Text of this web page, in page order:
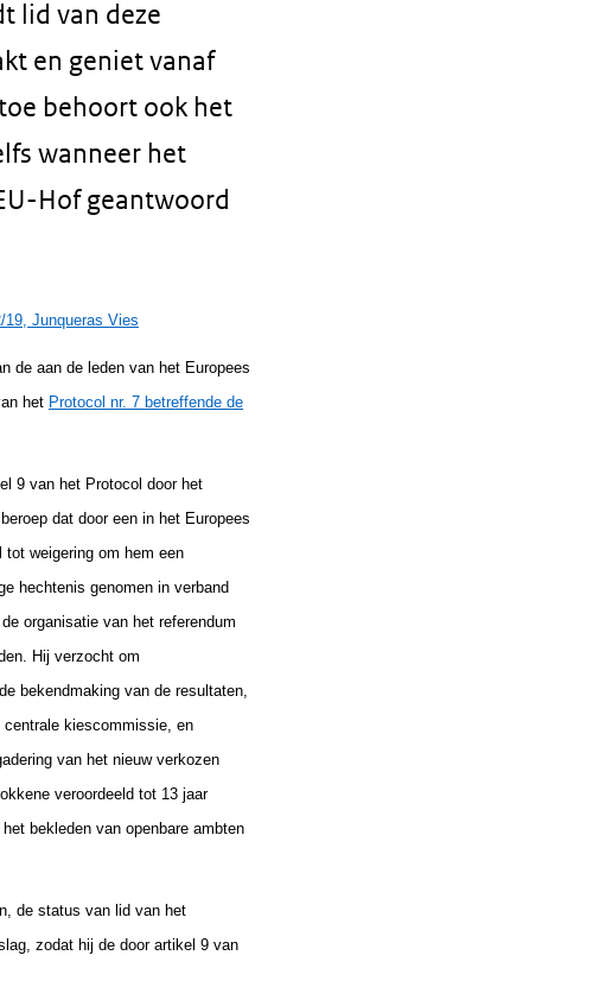
lid van deze
en geniet vanaf
behoort ook het
wanneer het
Hof geantwoord
19, Junqueras Vies
de aan de leden van het Europees
het Protocol nr. 7 betreffende de
9 van het Protocol door het
dat door een in het Europees
weigering om hem een
hechtenis genomen in verband
organisatie van het referendum
Hij verzocht om
bekendmaking van de resultaten,
centrale kiescommissie, en
van het nieuw verkozen
veroordeeld tot 13 jaar
bekleden van openbare ambten
de status van lid van het
zodat hij de door artikel 9 van